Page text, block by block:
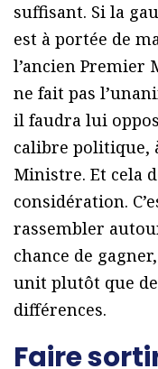
suffisant. Si la
est à portée de
l’ancien Premier
ne fait pas
il faudra lui
calibre politique,
Ministre. Et cela
considération.
rassembler
chance de
unit plutôt que
différences.
Faire